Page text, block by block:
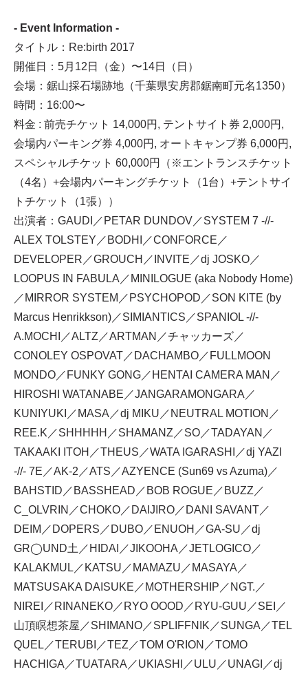
- Event Information -
タイトル：Re:birth 2017
開催日：5月12日（金）〜14日（日）
会場：鋸山採石場跡地（千葉県安房郡鋸南町元名1350）
時間：16:00〜
料金 : 前売チケット 14,000円, テントサイト券 2,000円,
会場内パーキング券 4,000円, オートキャンプ券 6,000円,
スペシャルチケット 60,000円（※エントランスチケット
（4名）+会場内パーキングチケット（1台）+テントサイ
トチケット（1張））
出演者：GAUDI／PETAR DUNDOV／SYSTEM 7 -//-
ALEX TOLSTEY／BODHI／CONFORCE／
DEVELOPER／GROUCH／INVITE／dj JOSKO／
LOOPUS IN FABULA／MINILOGUE (aka Nobody Home)
／MIRROR SYSTEM／PSYCHOPOD／SON KITE (by
Marcus Henrikkson)／SIMIANTICS／SPANIOL -//-
A.MOCHI／ALTZ／ARTMAN／チャッカーズ／
CONOLEY OSPOVAT／DACHAMBO／FULLMOON
MONDO／FUNKY GONG／HENTAI CAMERA MAN／
HIROSHI WATANABE／JANGARAMONGARA／
KUNIYUKI／MASA／dj MIKU／NEUTRAL MOTION／
REE.K／SHHHHH／SHAMANZ／SO／TADAYAN／
TAKAAKI ITOH／THEUS／WATA IGARASHI／dj YAZI
-//- 7E／AK-2／ATS／AZYENCE (Sun69 vs Azuma)／
BAHSTID／BASSHEAD／BOB ROGUE／BUZZ／
C_OLVRIN／CHOKO／DAIJIRO／DANI SAVANT／
DEIM／DOPERS／DUBO／ENUOH／GA-SU／dj
GR◯UND土／HIDAI／JIKOOHA／JETLOGICO／
KALAKMUL／KATSU／MAMAZU／MASAYA／
MATSUSAKA DAISUKE／MOTHERSHIP／NGT.／
NIREI／RINANEKO／RYO OOOD／RYU-GUU／SEI／
山頂瞑想茶屋／SHIMANO／SPLIFFNIK／SUNGA／TEL
QUEL／TERUBI／TEZ／TOM O'RION／TOMO
HACHIGA／TUATARA／UKIASHI／ULU／UNAGI／dj